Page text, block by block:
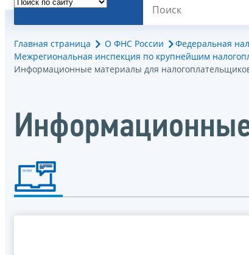
Главная страница О ФНС России Федеральная
Межрегиональная инспекция по крупнейшим
Информационные материалы для